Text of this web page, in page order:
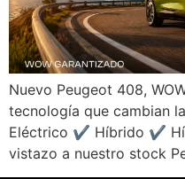
Nuevo Peugeot 408,
tecnología que cambian
Eléctrico ✔️ Híbrido ✔️
vistazo a nuestro stock